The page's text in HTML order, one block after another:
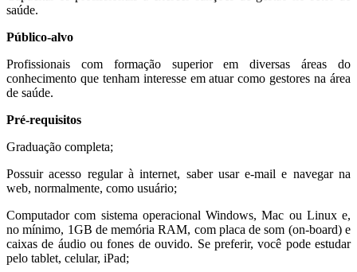
saúde.
Público-alvo
Profissionais com formação superior em diversas áreas do
conhecimento que tenham interesse em atuar como gestores na área
de saúde.
Pré-requisitos
Graduação completa;
Possuir acesso regular à internet, saber usar e-mail e navegar na
web, normalmente, como usuário;
Computador com sistema operacional Windows, Mac ou Linux e,
no mínimo, 1GB de memória RAM, com placa de som (on-board) e
caixas de áudio ou fones de ouvido. Se preferir, você pode estudar
pelo tablet, celular, iPad;